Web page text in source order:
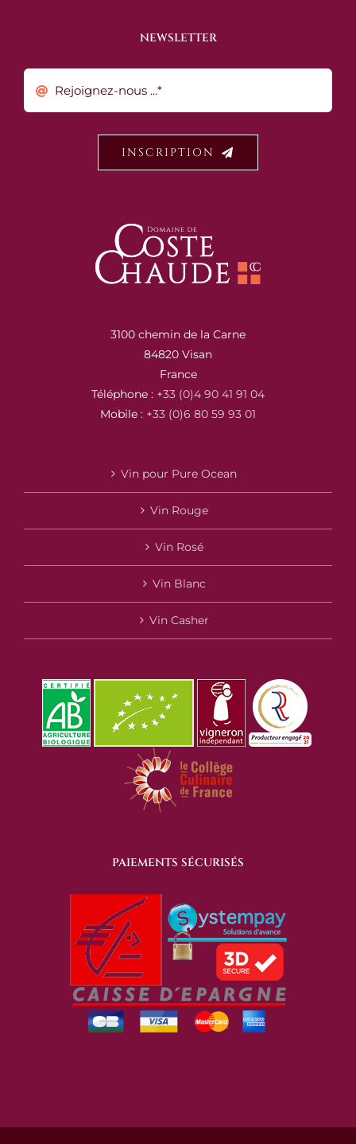
NEWSLETTER
INSCRIPTION
3100 chemin de la Carne
84820 Visan
France
Téléphone : +33 (0)4 90 41 91 04
Mobile : +33 (0)6 80 59 93 01
Vin pour Pure Ocean
Vin Rouge
Vin Rosé
Vin Blanc
Vin Casher
PAIEMENTS SÉCURISÉS